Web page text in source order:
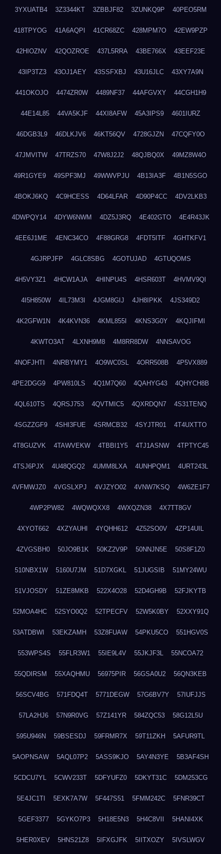
3YXUATB4 3Z3344KT 3ZBBJF82 3ZUNKQ9P 40PEO5RM
418TPYOG 41A6AQPI 41CR68ZC 428MPM7O 42EW9PZP
42HIOZNV 42QOZROE 437L5RRA 43BE766X 43EEF23E
43IP3TZ3 43OJ1AEY 43SSFXBJ 43U16JLC 43XY7A9N
441OKOJO 4474ZR0W 4489NF37 44AFGVXY 44CGH1H9
44E14L85 44VA5KJF 44XI8AFW 45A3IPS9 4601IURZ
46DGB3L9 46DLKJV6 46KT56QV 4728GJZN 47CQFY0O
47JMVITW 47TRZS70 47W8J2J2 48QJBQ0X 49MZ8W4O
49R1GYE9 49SPF3MJ 49WWVPJU 4B13IA3F 4B1N5SGO
4BOKJ6KQ 4C9HCESS 4D64LFAR 4D90P4CC 4DV2LKB3
4DWPQY14 4DYW6NWM 4DZ5J3RQ 4E402GTO 4E4R43JK
4EE6J1ME 4ENC34CO 4F88GRG8 4FDT5ITF 4GHTKFV1
4GJRPJFP 4GLC8SBG 4GOTUJAD 4GTUQOMS
4H5VY3Z1 4HCW1AJA 4HINPU4S 4HSR603T 4HVMV9QI
4I5H850W 4IL73M3I 4JGM8GIJ 4JH8IPKK 4JS349D2
4K2GFW1N 4K4KVN36 4KML855I 4KNS3G0Y 4KQJIFMI
4KWTO3AT 4LXNH9M8 4M8RR8DW 4NNSAVOG
4NOFJHTI 4NRBYMY1 4O9WC0SL 4ORR508B 4P5VX889
4PE2DGG9 4PW810LS 4Q1M7Q60 4QAHYG43 4QHYCH8B
4QL610TS 4QRSJ753 4QVTMIC5 4QXRDQN7 4S31TENQ
4SGZZGF9 4SHI3FUE 4SRMCB32 4SYJTR01 4T4UXTTO
4T8GUZVK 4TAWVEKW 4TBBI1Y5 4TJ1ASNW 4TPTYC45
4TSJ6PJX 4U48QGQ2 4UMM8LXA 4UNHPQM1 4URT243L
4VFMWJZ0 4VGSLXPJ 4VJZYO02 4VNW7KSQ 4W6ZE1F7
4WP2PW82 4WQWQXX8 4WXQZN38 4X7TT8GV
4XYOT662 4XZYAUHI 4YQHH612 4Z52SO0V 4ZP14UIL
4ZVGSBH0 50JO9B1K 50KZ2V9P 50NNJN5E 50S8F1Z0
510NBX1W 5160U7JM 51D7XGKL 51JUGSIB 51MY24WU
51VJOSDY 51ZE8MKB 522X4O28 52D4GH9B 52FJKYTB
52MOA4HC 52SYO0Q2 52TPECFV 52W5K0BY 52XXY91Q
53ATDBWI 53EKZAMH 53Z8FUAW 54PKU5CO 551HGV0S
553WPS4S 55FLR3W1 55IE9L4V 55JKJF3L 55NCOA72
55QDIRSM 55XAQHMU 56975PIR 56GSA0U2 56QN3KEB
56SCV4BG 571FDQ4T 5771DEGW 57G6BV7Y 57IUFJJS
57LA2HJ6 57N9R0VG 57Z141YR 584ZQC53 58G12L5U
595U946N 59BSESDJ 59FRMR7X 59T11ZKH 5AFUR9TL
5AOPNSAW 5AQL07P2 5ASS9KJO 5AY4N3YE 5B3AF4SH
5CDCU7YL 5CWV233T 5DFYUFZ0 5DKYT31C 5DM253CG
5E4JC1TI 5EXK7A7W 5F447S51 5FMM242C 5FNR39CT
5GEF3377 5GYKO7P3 5H18E5N3 5H4C8VII 5HANI4XK
5HER0XEV 5HNS21Z8 5IFXGJFK 5IITXOZY 5IVSLWGV